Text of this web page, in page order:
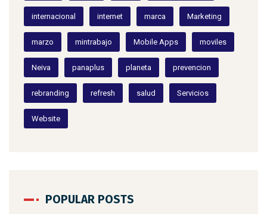
internacional internet marca Marketing
marzo mintrabajo Mobile Apps moviles
Neiva panaplus planeta prevencion
rebranding refresh salud Servicios
Website
POPULAR POSTS